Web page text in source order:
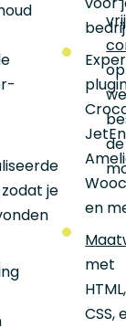
je
en
met
HTML,
CSS,
de